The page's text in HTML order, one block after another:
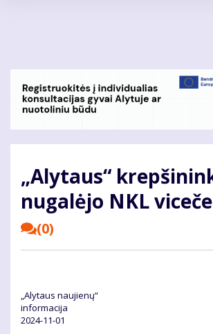
„Alytaus“
nugalėjo NKL
(0)
„Alytaus naujienų“
informacija
2024-11-01